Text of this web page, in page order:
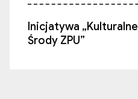
Inicjatywa „Kulturalne
Środy ZPU”